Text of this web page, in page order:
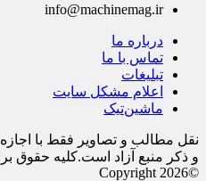
info@machinemag.ir
درباره ما
تماس با ما
تبلیغات
اعلام مشکل سایت
ماشین‌تیک
نقل مطالب و تصاویر فقط با
و ذکر منبع آزاد است.کلیه حقوق
©Copyright 2026